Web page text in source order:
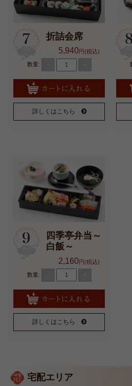
折詰会席
5,940円(税込)
数量: +
詳しくはこちら
四季亭弁当～
白飯～
2,160円(税込)
数量: +
詳しくはこちら
宅配エリア